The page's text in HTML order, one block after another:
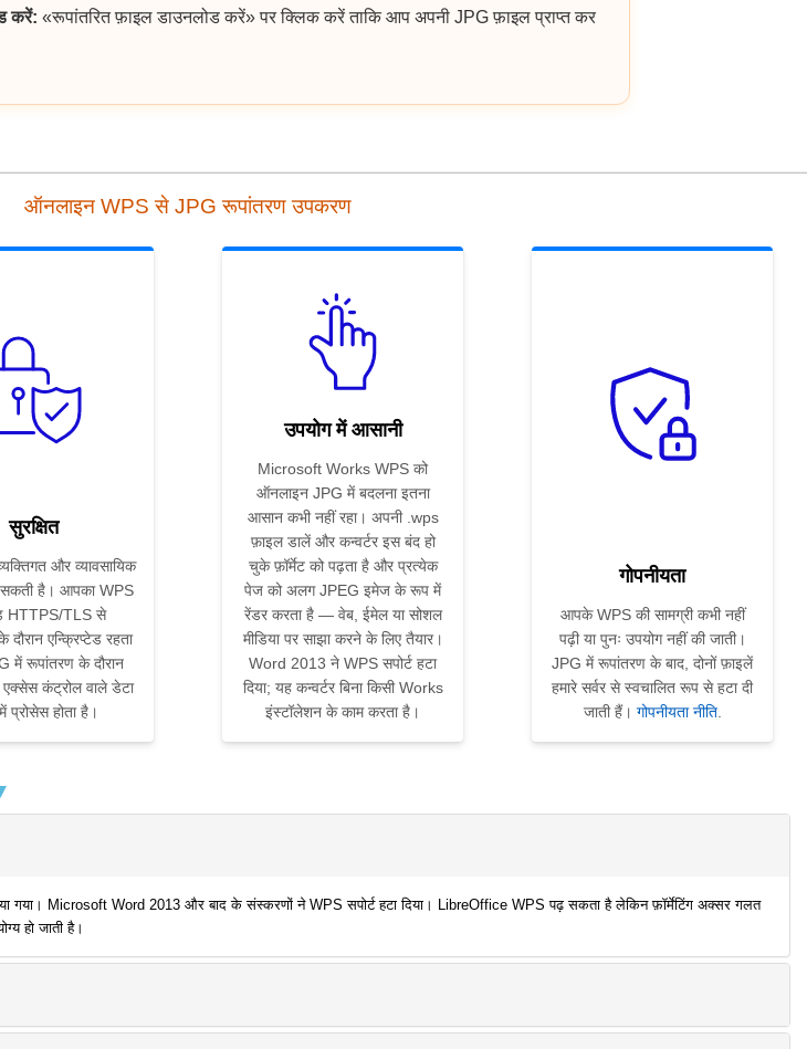
करें: «रूपांतरित फ़ाइल डाउनलोड करें» पर क्लिक करें ताकि आप अपनी JPG फ़ाइल प्राप्त कर
ऑनलाइन WPS से JPG रूपांतरण उपकरण
सुरक्षित
और व्यावसायिक
सकती है। आपका WPS
HTTPS/TLS से
दौरान एन्क्रिप्टेड रहता
में रूपांतरण के दौरान
कंट्रोल वाले डेटा
प्रोसेस होता है।
उपयोग में आसानी
Microsoft Works WPS को
ऑनलाइन JPG में बदलना इतना
आसान कभी नहीं रहा। अपनी .wps
फ़ाइल डालें और कन्वर्टर इस बंद हो
चुके फ़ॉर्मेट को पढ़ता है और प्रत्येक
पेज को अलग JPEG इमेज के रूप में
रेंडर करता है — वेब, ईमेल या सोशल
मीडिया पर साझा करने के लिए तैयार।
Word 2013 ने WPS सपोर्ट हटा
दिया; यह कन्वर्टर बिना किसी Works
इंस्टॉलेशन के काम करता है।
गोपनीयता
आपके WPS की सामग्री कभी नहीं
पढ़ी या पुनः उपयोग नहीं की जाती।
JPG में रूपांतरण के बाद, दोनों फ़ाइलें
हमारे सर्वर से स्वचालित रूप से हटा दी
जाती हैं। गोपनीयता नीति.
गया। Microsoft Word 2013 और बाद के संस्करणों ने WPS सपोर्ट हटा दिया। LibreOffice WPS पढ़ सकता है लेकिन फ़ॉर्मेटिंग अक्सर गलत
हो जाती है।